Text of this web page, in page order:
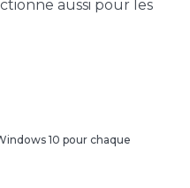
aussi pour les
10 pour chaque